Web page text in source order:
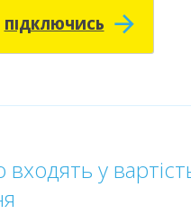
ПІДКЛЮЧИСЬ
у